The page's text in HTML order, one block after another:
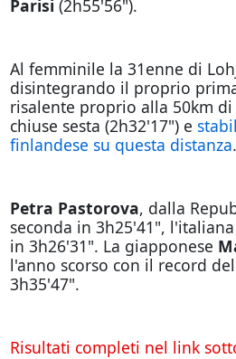
Parisi (2h55'56").
Al femminile la 31enne di
disintegrando il proprio
risalente proprio alla 50km di
chiuse sesta (2h32'17") e
finlandese su questa distanza.
Petra Pastorova, dalla
seconda in 3h25'41", l'italiana
in 3h26'31". La giapponese
l'anno scorso con il record
3h35'47".
Risultati completi nel link